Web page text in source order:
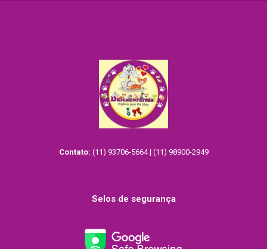
Contato: (11) 93706-5664 | (11) 98900-2949
Selos de segurança